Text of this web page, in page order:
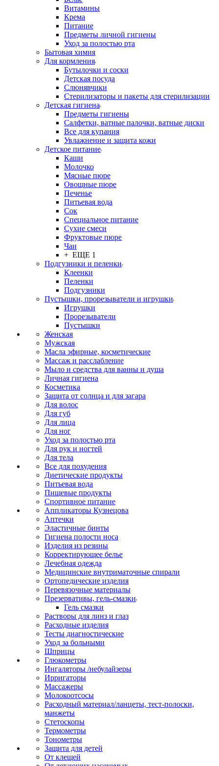
Витамины
Крема
Питание
Предметы личной гигиены
Уход за полостью рта
Бытовая химия
Для кормления
Бутылочки и соски
Детская посуда
Слюнявчики
Стерилизаторы и пакеты для стерилизации
Детская гигиена
Предметы гигиены
Салфетки, ватные палочки, ватные диски
Все для купания
Увлажнение и защита кожи
Детское питание
Каши
Молочко
Мясные пюре
Овощные пюре
Печенье
Питьевая вода
Сок
Специальное питание
Сухие смеси
Фруктовые пюре
Чаи
+ ЕЩЕ 1
Подгузники и пеленки
Клеенки
Пеленки
Подгузники
Пустышки, прорезыватели и игрушки
Игрушки
Прорезыватели
Пустышки
Женская
Мужская
Масла эфирные, косметические
Массаж и расслабление
Мыло и средства для ванны и душа
Личная гигиена
Косметика
Защита от солнца и для загара
Для волос
Для губ
Для лица
Для ног
Уход за полостью рта
Для рук и ногтей
Для тела
Все для похудения
Диетические продукты
Питьевая вода
Пищевые продукты
Спортивное питание
Аппликаторы Кузнецова
Аптечки
Эластичные бинты
Гигиена полости носа
Изделия из резины
Корректирующее белье
Лечебная одежда
Медицинские внутриматочные спирали
Ортопедические изделия
Перевязочные материалы
Презервативы, гель-смазки
Гель смазки
Растворы для линз и глаз
Расходные изделия
Тесты диагностические
Уход за больными
Шприцы
Глюкометры
Ингаляторы /небулайзеры
Ирригаторы
Массажеры
Молокоотсосы
Расходный материал/ланцеты, тест-полоски,
манжеты
Стетоскопы
Термометры
Тонометры
Защита для детей
От клещей